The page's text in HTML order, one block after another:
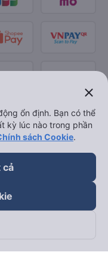
close
ổn định. Bạn có thể
kỳ lúc nào trong phần
sách Cookie.
cả